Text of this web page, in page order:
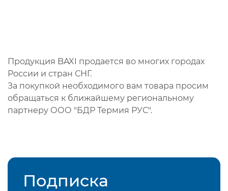
Продукция BAXI продается во многих городах
России и стран СНГ.
За покупкой необходимого вам товара просим
обращаться к ближайшему региональному
партнеру ООО "БДР Термия РУС".
Подписка